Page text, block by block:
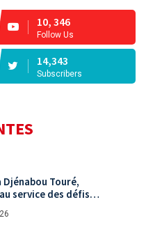
10, 346
Follow Us
14,343
Subscribers
Djénabou Touré,
service des défis
la 5ème République